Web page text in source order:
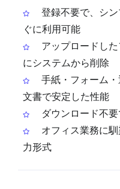
登録不要で、シ
ぐに利用可能
アップロードし
にシステムから削除
手紙・フォーム
文書で安定した性能
ダウンロード不
オフィス業務に
力形式